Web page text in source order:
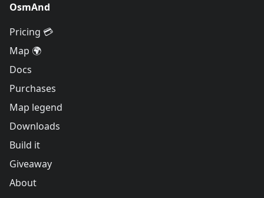
OsmAnd
Pricing 💳
Map 🌍
Docs
Purchases
Map legend
Downloads
Build it
Giveaway
About